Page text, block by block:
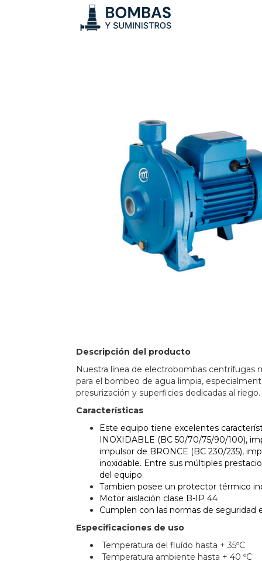
Descripción del producto
Nuestra línea de electrobombas centrífugas
para el bombeo de agua limpia,
presurización y superficies dedicadas al riego.
Características
Este equipo tiene excelentes
INOXIDABLE (BC 50/70/75/90/100),
impulsor de BRONCE (BC 230/235),
inoxidable. Entre sus múltiples
del equipo.
Tambien posee un protector térmico
Motor aislación clase B-IP 44
Cumplen con las normas de seguridad
Especificaciones de uso
Temperatura del fluído hasta + 35ºC
Temperatura ambiente hasta + 40 ºC